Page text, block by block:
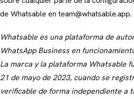
de Whatsable en team@whatsable.app.
Whatsable es una plataforma de
WhatsApp Business en
La marca y la plataforma Whatsable
21 de mayo de 2023, cuando se
verificable de forma independiente a